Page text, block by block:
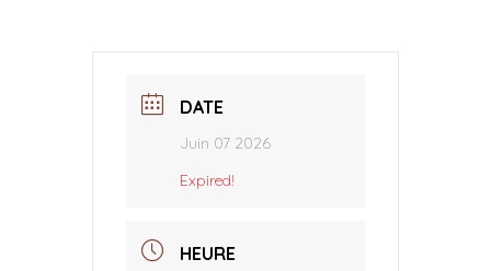
DATE
Juin 07 2026
Expired!
HEURE